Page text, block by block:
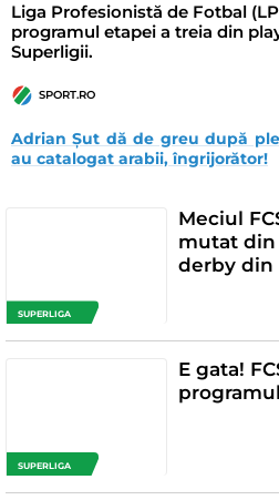
Liga Profesionistă de Fotbal
programul etapei a treia din
Superligii.
SPORT.RO
Adrian Șut dă de greu după
au catalogat arabii, îngrijorător!
SUPERLIGA
Meciul
mutat din
derby din
SUPERLIGA
E gata!